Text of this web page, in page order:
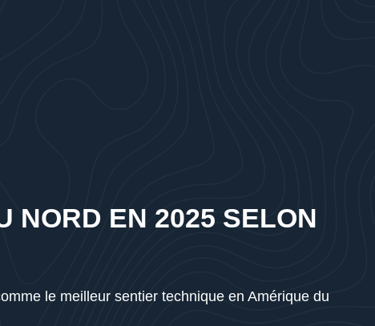
NORD EN 2025 SELON
le meilleur sentier technique en Amérique du